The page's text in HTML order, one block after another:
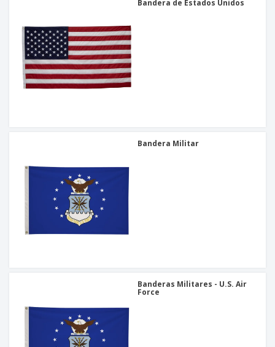
Bandera de Estados Unidos
Bandera Militar
Banderas Militares - U.S. Air
Force